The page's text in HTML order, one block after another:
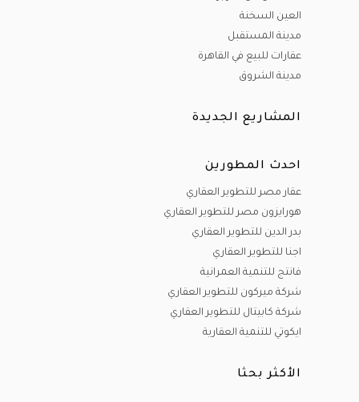
العين السخنة
مدينة المستقبل
عقارات للبيع في القاهرة
مدينة الشروق
المشاريع الجديدة
احدث المطورين
عقار مصر للتطوير العقاري
هورايزون مصر للتطوير العقاري
بدر الدين للتطوير العقاري
اجنا للتطوير العقاري
فانتج للتنمية العمرانية
شركة ميركون للتطوير العقاري
شركة كابيتال للتطوير العقاري
ايكوتي للتنمية العقارية
الأكثر بحثا